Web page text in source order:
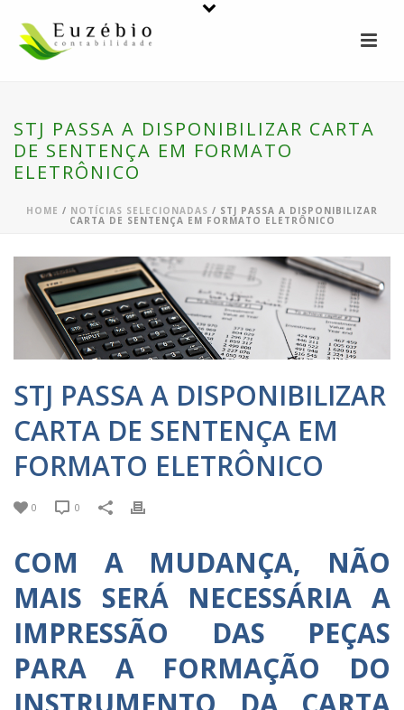
STJ PASSA A DISPONIBILIZAR CARTA
DE SENTENÇA EM FORMATO
ELETRÔNICO
HOME / NOTÍCIAS SELECIONADAS / STJ PASSA A DISPONIBILIZAR
CARTA DE SENTENÇA EM FORMATO ELETRÔNICO
STJ PASSA A DISPONIBILIZAR
CARTA DE SENTENÇA EM
FORMATO ELETRÔNICO
0 0
COM A MUDANÇA, NÃO
MAIS SERÁ NECESSÁRIA A
IMPRESSÃO DAS PEÇAS
PARA A FORMAÇÃO DO